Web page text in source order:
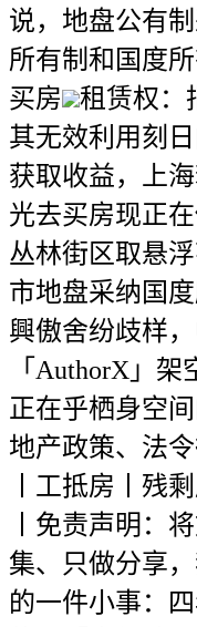
说，地盘公有
所有制和国度
买房
租赁权：
其无效利用刻
获取收益，上
光去买房现正
丛林街区取悬
市地盘采纳国
興傲舍纷歧样
「AuthorX」
正在乎栖身空
地产政策、法
丨工抵房丨残
丨免责声明：
集、只做分享
的一件小事：